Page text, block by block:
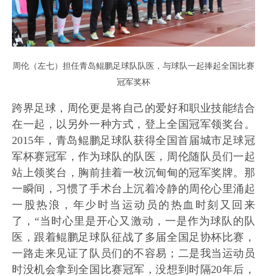
周伦（左七）担任青岛鲲鹏足球队队医，与球队一起捧起全国比赛
冠军奖杯
跨界足球，周伦更是将自己的爱好和职业技能结合
在一起，以另外一种方式，登上全国冠军领奖台。
2015年，青岛鲲鹏足球队获得全国首届城市足球冠
军杯赛冠军，作为球队的队医，周伦随队员们一起
站上领奖台，胸前挂着一枚沉甸甸的冠军奖牌。那
一瞬间，习惯了手术台上沉着冷静的周伦心里涌起
一股热浪，年少时当运动员的热血时刻又回来
了，“当时心里是开心又激动，一是作为球队的队
医，跟着鲲鹏足球队征战了多届全国足协杯比赛，
一路走来见证了队员们的不容易；二是我当运动员
时没机会拿到全国比赛冠军，没想到时隔20年后，